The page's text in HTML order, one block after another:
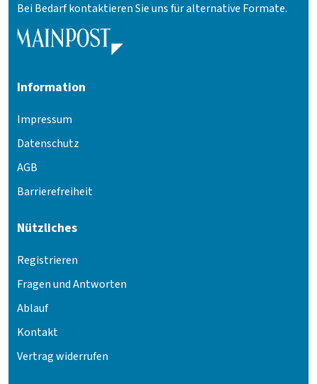
Bei Bedarf kontaktieren Sie uns für alternative Formate.
Information
Impressum
Datenschutz
AGB
Barrierefreiheit
Nützliches
Registrieren
Fragen und Antworten
Ablauf
Kontakt
Vertrag widerrufen